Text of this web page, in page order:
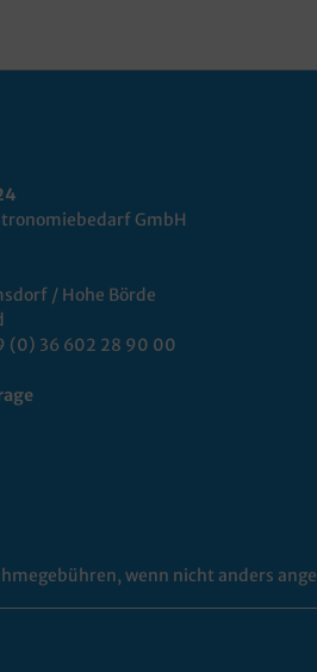
GmbH
/ Hohe Börde
(0) 36 602 28 90 00
wenn nicht anders